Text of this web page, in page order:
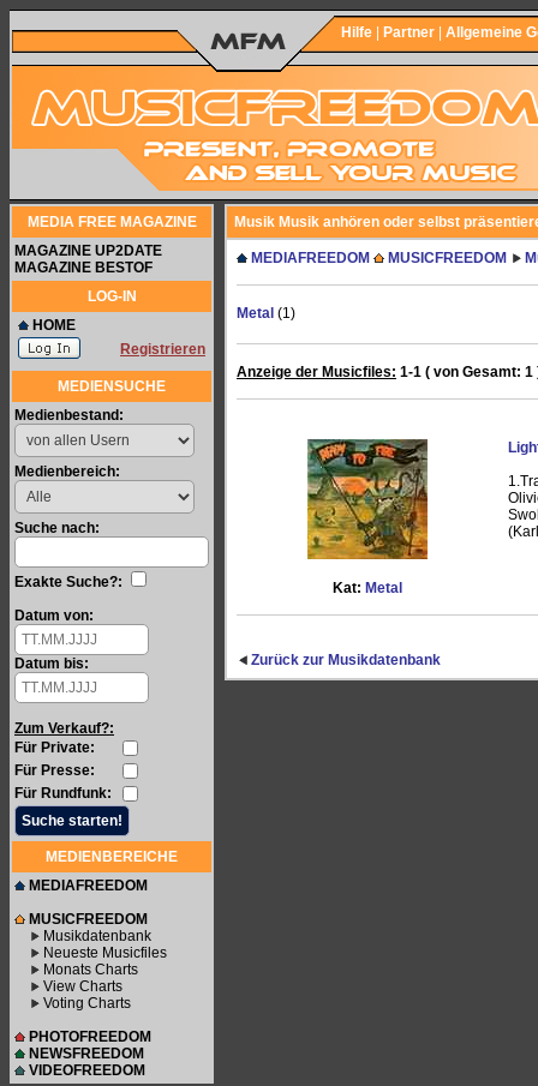
Hilfe Partner Allgemeine
MEDIA FREE MAGAZINE
MAGAZINE UP2DATE
MAGAZINE BESTOF
LOG-IN
HOME
Registrieren
MEDIENSUCHE
Medienbestand:
Medienbereich:
Suche nach:
Exakte Suche?:
Datum von:
Datum bis:
Zum Verkauf?:
Für Private:
Für Presse:
Für Rundfunk:
MEDIENBEREICHE
MEDIAFREEDOM
MUSICFREEDOM
Musikdatenbank
Neueste Musicfiles
Monats Charts
View Charts
Voting Charts
PHOTOFREEDOM
NEWSFREEDOM
VIDEOFREEDOM
Musik Musik anhören oder selbst
MEDIAFREEDOM MUSICFREEDOM
Metal (1)
Anzeige der Musicfiles: 1-1 ( von Gesamt: 1
Kat: Metal
Zurück zur Musikdatenbank